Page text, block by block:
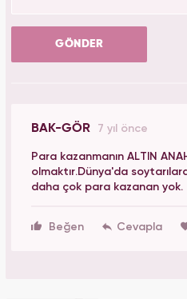
GÖNDER
BAK-GÖR 7 yıl önce
Para kazanmanın ALTIN
olmaktır.Dünya'da
daha çok para kazanan yok.
Beğen